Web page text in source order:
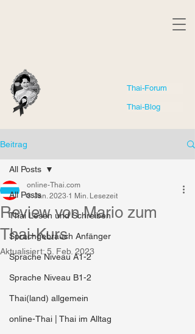
Thai-Blog
Thai-Forum
Beitrag
All Posts
Thai Lesen und Schreiben
Sprachgebrauch Anfänger
Sprache Niveau A1-2
Sprache Niveau B1-2
Thai(land) allgemein
online-Thai | Thai im Alltag
All Posts
Review von Mario zum
Thai-Kurs
online-Thai.com
8. Jan. 2023 1 Min. Lesezeit
Aktualisiert: 5. Feb. 2023